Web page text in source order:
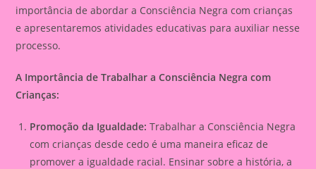
importância de abordar a Consciência Negra com crianças
e apresentaremos atividades educativas para auxiliar nesse
processo.
A Importância de Trabalhar a Consciência Negra com
Crianças:
Promoção da Igualdade: Trabalhar a Consciência Negra
com crianças desde cedo é uma maneira eficaz de
promover a igualdade racial. Ensinar sobre a história, a